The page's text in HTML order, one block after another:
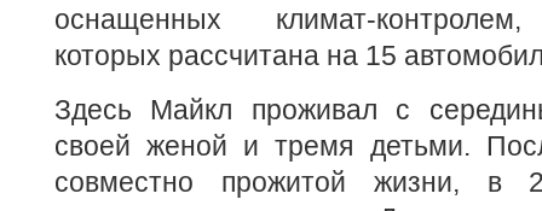
оснащенных климат-контролем,
которых рассчитана на 15
Здесь Майкл проживал с
своей женой и тремя детьми.
совместно прожитой жизни, в